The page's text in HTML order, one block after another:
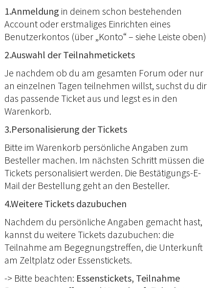
1.Anmeldung in deinem schon bestehenden
Account oder erstmaliges Einrichten eines
Benutzerkontos (über „Konto“ – siehe Leiste oben)
2.Auswahl der Teilnahmetickets
Je nachdem ob du am gesamten Forum oder nur
an einzelnen Tagen teilnehmen willst, suchst du dir
das passende Ticket aus und legst es in den
Warenkorb.
3.Personalisierung der Tickets
Bitte im Warenkorb persönliche Angaben zum
Besteller machen. Im nächsten Schritt müssen die
Tickets personalisiert werden. Die Bestätigungs-E-
Mail der Bestellung geht an den Besteller.
4.Weitere Tickets dazubuchen
Nachdem du persönliche Angaben gemacht hast,
kannst du weitere Tickets dazubuchen: die
Teilnahme am Begegnungstreffen, die Unterkunft
am Zeltplatz oder Essenstickets.
-> Bitte beachten: Essenstickets, Teilnahme